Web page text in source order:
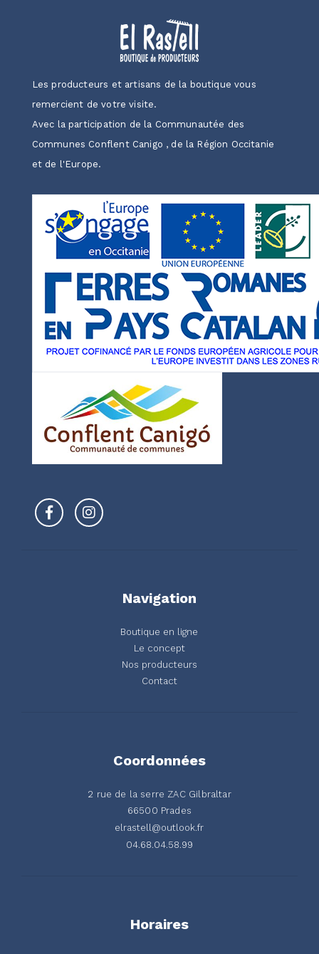
Les producteurs et artisans de la boutique vous
remercient de votre visite.
Avec la participation de la Communautée des
Communes Conflent Canigo , de la Région Occitanie
et de l'Europe.
Navigation
Boutique en ligne
Le concept
Nos producteurs
Contact
Coordonnées
2 rue de la serre ZAC Gilbraltar
66500 Prades
elrastell@outlook.fr
04.68.04.58.99
Horaires